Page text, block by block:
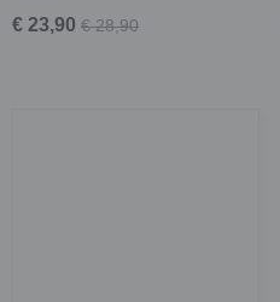
€ 23,90 € 28,90